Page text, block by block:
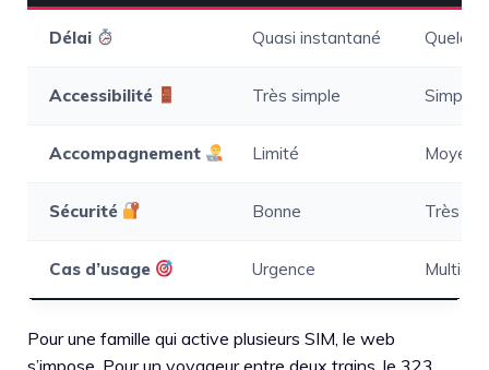
Délai Quasi instantané
Accessibilité Très simple Simple
Accompagnement Limité Moyen
Sécurité Bonne Très
Cas d’usage Urgence
Pour une famille qui active plusieurs SIM, le web
s’impose. Pour un voyageur entre deux trains, le 323